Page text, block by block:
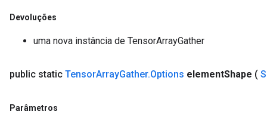
Devoluções
uma nova instância de TensorArrayGather
public static TensorArrayGather.Options elementShape (
Parâmetros